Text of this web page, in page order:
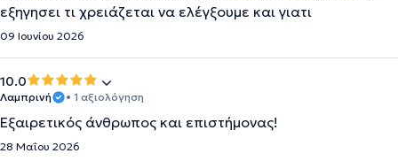
εξηγησει τι χρειάζεται να ελέγξουμε και γιατι
09 Ιουνίου 2026
10.0
Λαμπρινή • 1 αξιολόγηση
Εξαιρετικός άνθρωπος και επιστήμονας!
28 Μαΐου 2026